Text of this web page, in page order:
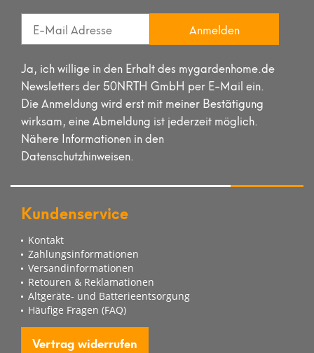
Anmelden
Ja, ich willige in den Erhalt des mygardenhome.de
Newsletters der 50NRTH GmbH per E-Mail ein.
Die Anmeldung wird erst mit meiner Bestätigung
wirksam, eine Abmeldung ist jederzeit möglich.
Nähere Informationen in den
Datenschutzhinweisen.
Kundenservice
Kontakt
Zahlungsinformationen
Versandinformationen
Retouren & Reklamationen
Altgeräte- und Batterieentsorgung
Häufige Fragen (FAQ)
Vertrag widerrufen